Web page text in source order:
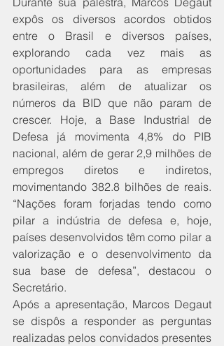
expôs os diversos acordos obtidos
entre o Brasil e diversos países,
explorando cada vez mais as
oportunidades para as empresas
brasileiras, além de atualizar os
números da BID que não param de
crescer. Hoje, a Base Industrial de
Defesa já movimenta 4,8% do PIB
nacional, além de gerar 2,9 milhões de
empregos diretos e indiretos,
movimentando 382.8 bilhões de reais.
“Nações foram forjadas tendo como
pilar a indústria de defesa e, hoje,
países desenvolvidos têm como pilar a
valorização e o desenvolvimento da
sua base de defesa”, destacou o
Secretário.
Após a apresentação, Marcos Degaut
se dispôs a responder as perguntas
realizadas pelos convidados presentes